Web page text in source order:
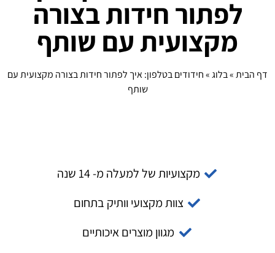
לפתור חידות בצורה
מקצועית עם שותף
דף הבית»בלוג»חידודים בטלפון: איך לפתור חידות בצורה מקצועית עם
שותף
מקצועיות של למעלה מ- 14 שנה
צוות מקצועי וותיק בתחום
מגוון מוצרים איכותיים